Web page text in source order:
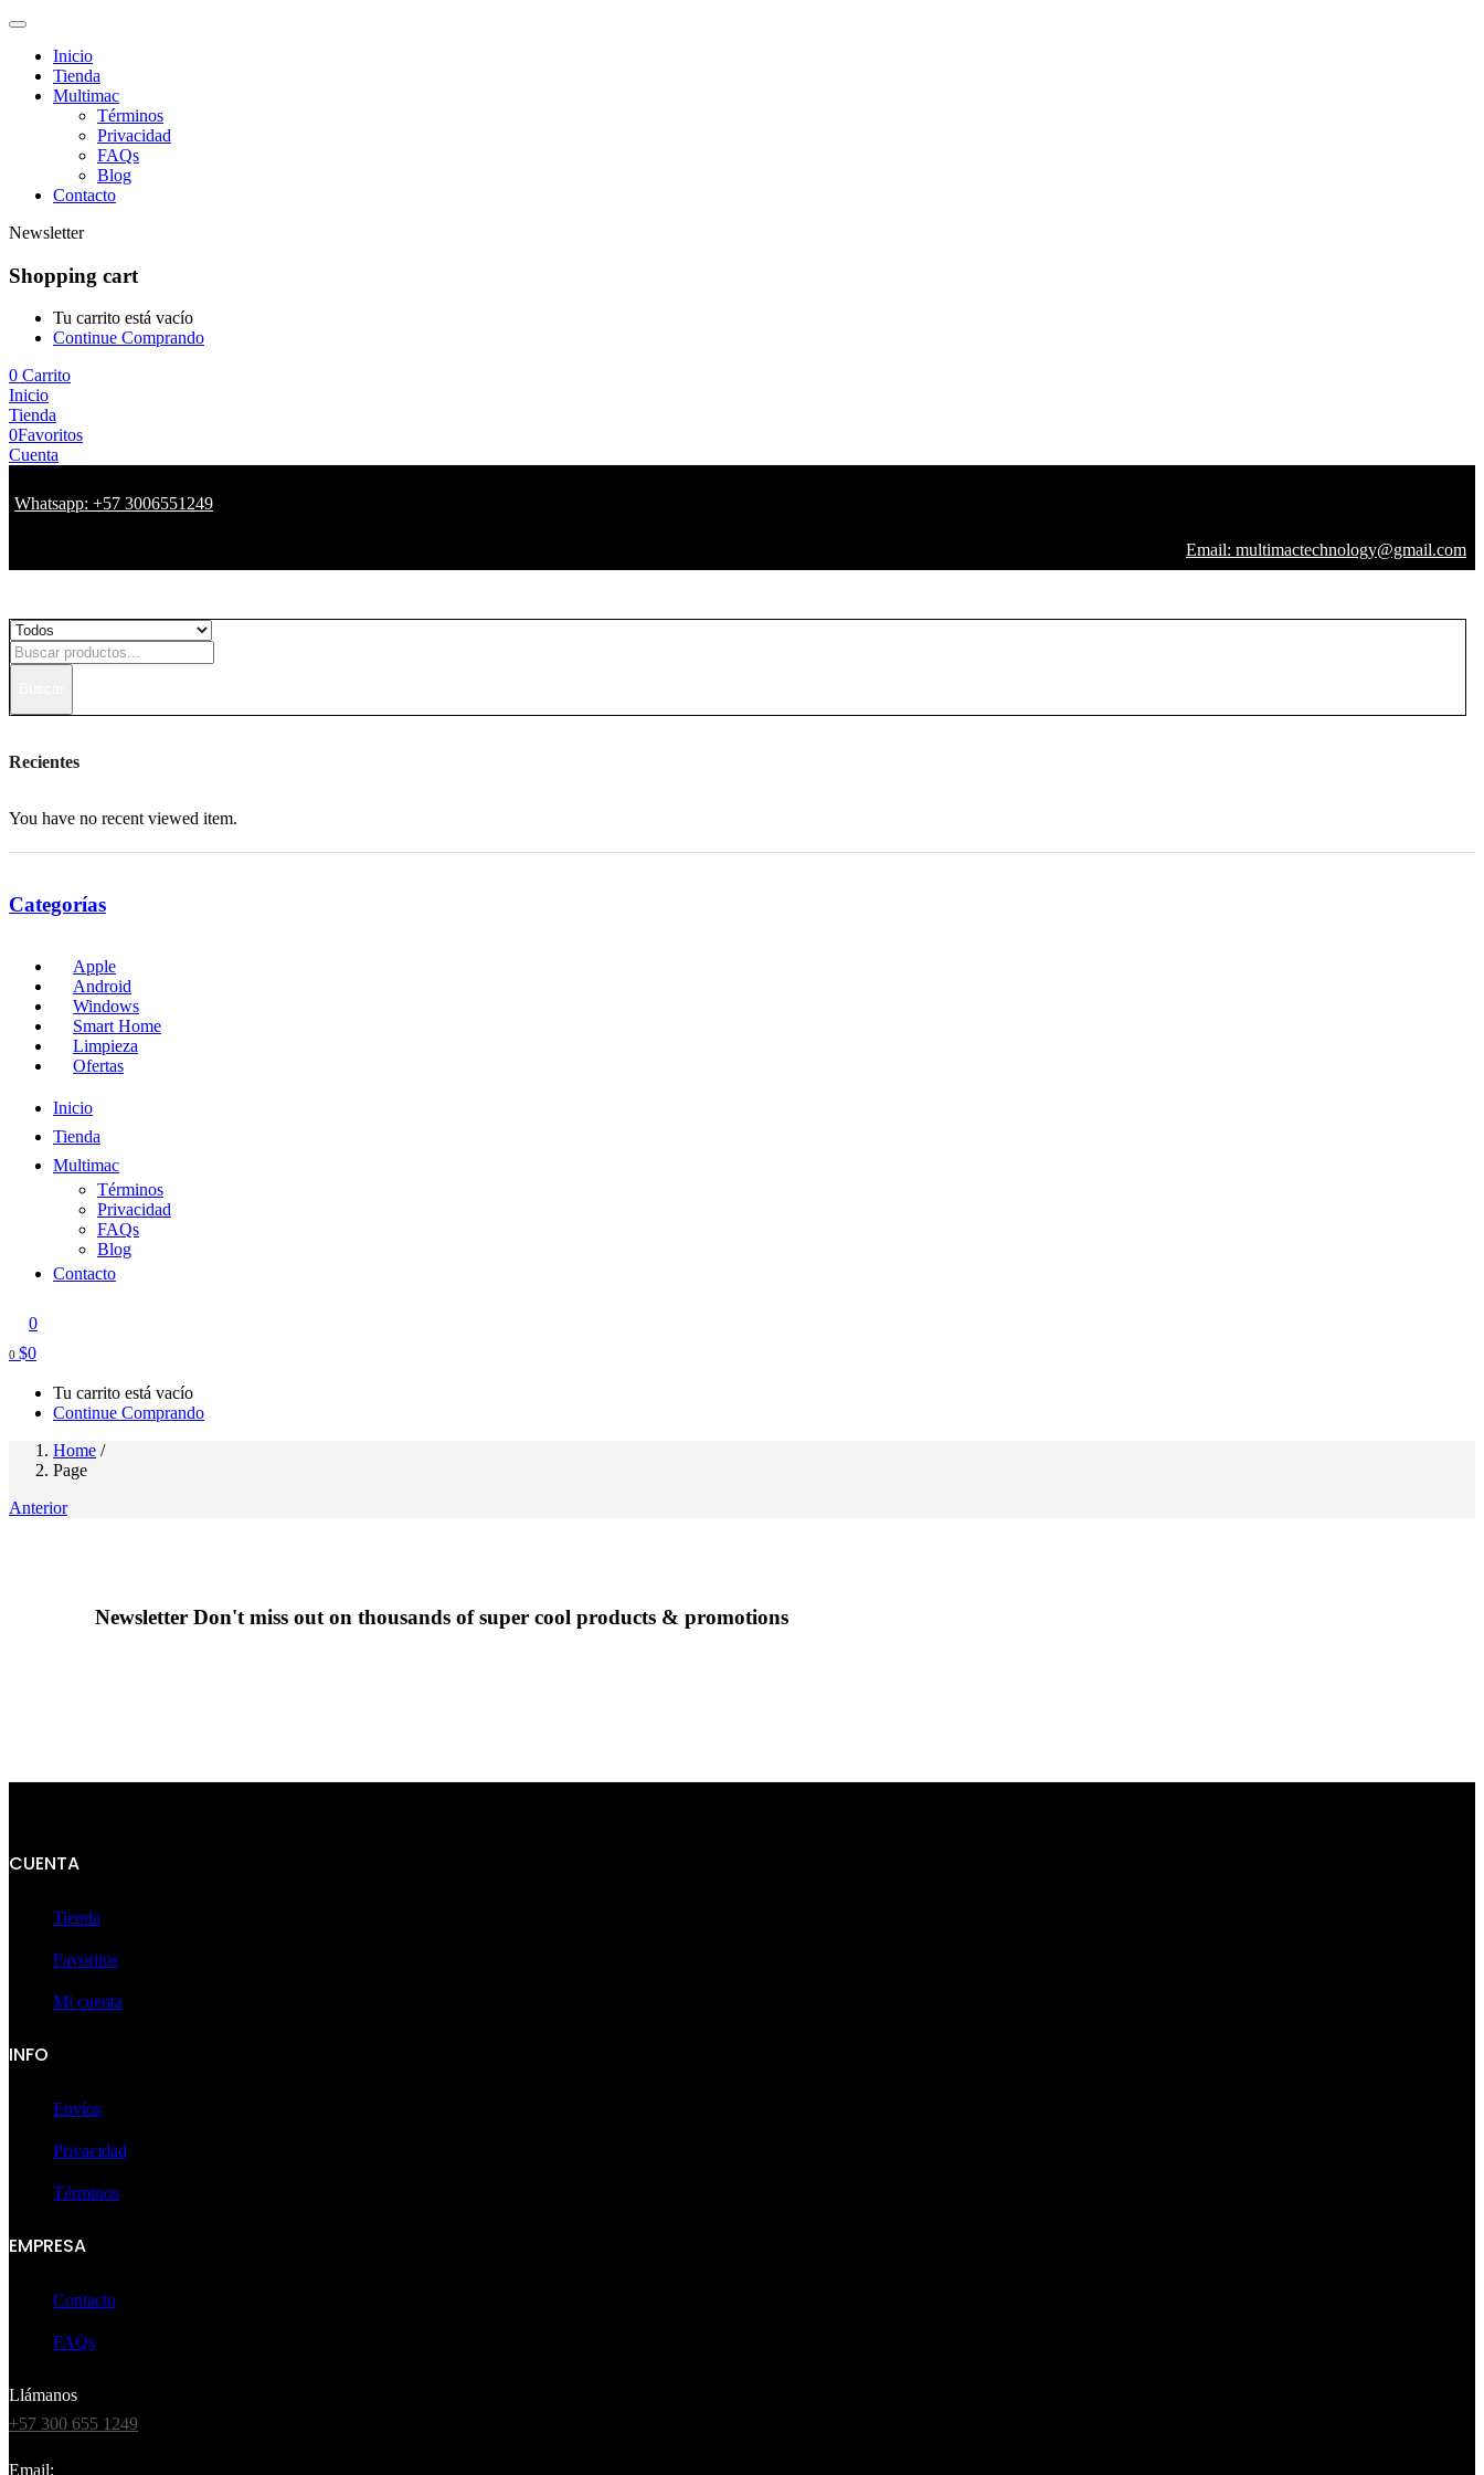
Inicio
Tienda
Multimac
Términos
Privacidad
FAQs
Blog
Contacto
Newsletter
Shopping cart
Tu carrito está vacío
Continue Comprando
0 Carrito
Inicio
Tienda
0Favoritos
Cuenta
Whatsapp: +57 3006551249
Email: multimactechnology@gmail.com
Recientes
You have no recent viewed item.
Categorías
Apple
Android
Windows
Smart Home
Limpieza
Ofertas
Inicio
Tienda
Multimac
Términos
Privacidad
FAQs
Blog
Contacto
0
0 $0
Tu carrito está vacío
Continue Comprando
Home /
Page
Anterior
Newsletter Don't miss out on thousands of super cool products & promotions
CUENTA
Tienda
Favoritos
Mi cuenta
INFO
Envíos
Privacidad
Términos
EMPRESA
Contacto
FAQs
Llámanos
+57 300 655 1249
Email: